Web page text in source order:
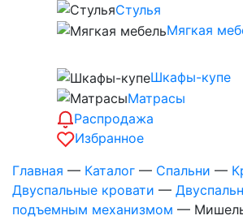
Стулья
Мягкая
Шкафы-купе
Матрасы
Распродажа
Избранное
Главная — Каталог — Спальни —
Двуспальные кровати —
подъемным механизмом —